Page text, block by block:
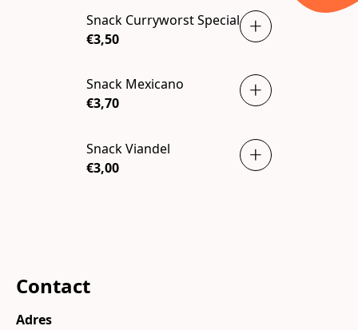
Snack Curryworst Special
€3,50
Snack Mexicano
€3,70
Snack Viandel
€3,00
Contact
Adres